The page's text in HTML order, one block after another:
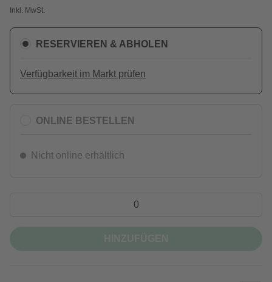
Inkl. MwSt.
RESERVIEREN & ABHOLEN
Verfügbarkeit im Markt prüfen
ONLINE BESTELLEN
Nicht online erhältlich